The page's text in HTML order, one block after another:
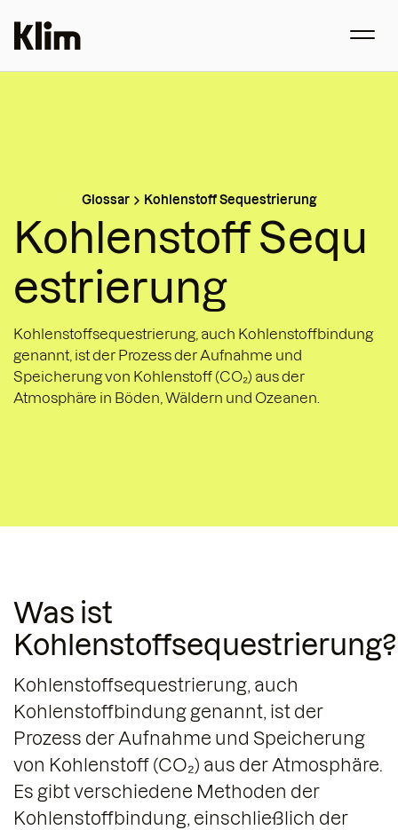
Glossar Kohlenstoff Sequestrierung
Kohlenstoff Sequ
estrierung
Kohlenstoffsequestrierung, auch Kohlenstoffbindung
genannt, ist der Prozess der Aufnahme und
Speicherung von Kohlenstoff (CO₂) aus der
Atmosphäre in Böden, Wäldern und Ozeanen.
Was ist
Kohlenstoffsequestrierung?
Kohlenstoffsequestrierung, auch
Kohlenstoffbindung genannt, ist der
Prozess der Aufnahme und Speicherung
von Kohlenstoff (CO₂) aus der Atmosphäre.
Es gibt verschiedene Methoden der
Kohlenstoffbindung, einschließlich der